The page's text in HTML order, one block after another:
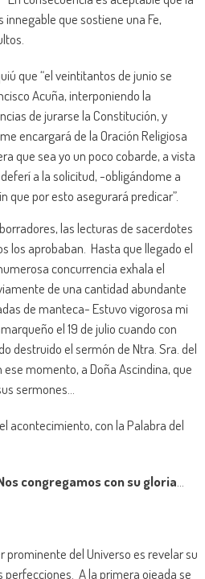
que sostiene una Fe,
que “el veintitantos de junio se
Acuña, interponiendo la
de jurarse la Constitución, y
encargará de la Oración Religiosa
que sea yo un poco cobarde, a vista
a la solicitud, -obligándome a
que por esto asegurará predicar”.
las lecturas de sacerdotes
los aprobaban. Hasta que llegado el
concurrencia exhala el
de una cantidad abundante
de manteca- Estuvo vigorosa mi
el 19 de julio cuando con
destruido el sermón de Ntra. Sra. del
momento, a Doña Ascindina, que
sermones…
acontecimiento, con la Palabra del
congregamos con su gloria
prominente del Universo es revelar su
perfecciones. A la primera ojeada se